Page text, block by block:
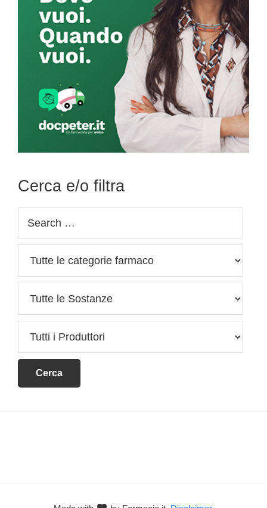
Cerca e/o filtra